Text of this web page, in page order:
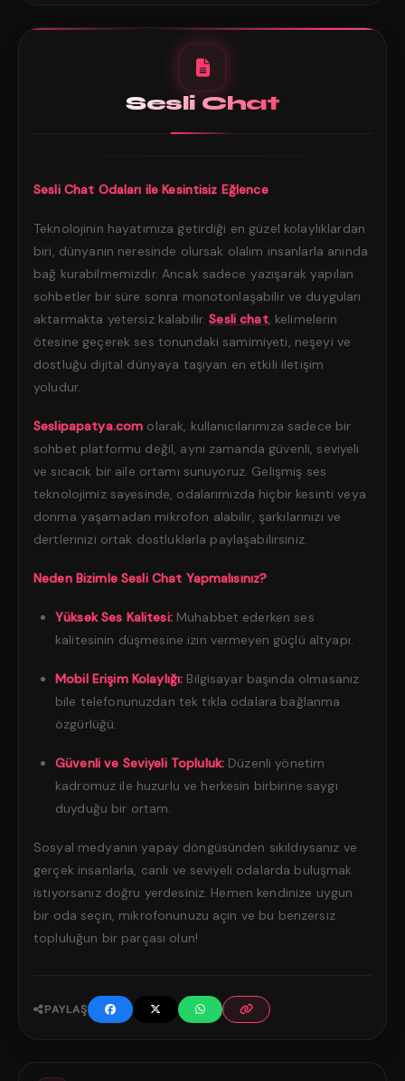
Sesli Chat
Sesli Chat Odaları ile Kesintisiz Eğlence
Teknolojinin hayatımıza getirdiği en güzel kolaylıklardan
biri, dünyanın neresinde olursak olalım insanlarla anında
bağ kurabilmemizdir. Ancak sadece yazışarak yapılan
sohbetler bir süre sonra monotonlaşabilir ve duyguları
aktarmakta yetersiz kalabilir.Sesli chat, kelimelerin
ötesine geçerek ses tonundaki samimiyeti, neşeyi ve
dostluğu dijital dünyaya taşıyan en etkili iletişim
yoludur.
Seslipapatya.com olarak, kullanıcılarımıza sadece bir
sohbet platformu değil, aynı zamanda güvenli, seviyeli
ve sıcacık bir aile ortamı sunuyoruz. Gelişmiş ses
teknolojimiz sayesinde, odalarımızda hiçbir kesinti veya
donma yaşamadan mikrofon alabilir, şarkılarınızı ve
dertlerinizi ortak dostluklarla paylaşabilirsiniz.
Neden Bizimle Sesli Chat Yapmalısınız?
Yüksek Ses Kalitesi:Muhabbet ederken ses
kalitesinin düşmesine izin vermeyen güçlü altyapı.
Mobil Erişim Kolaylığı: Bilgisayar başında olmasanız
bile telefonunuzdan tek tıkla odalara bağlanma
özgürlüğü.
Güvenli ve Seviyeli Topluluk: Düzenli yönetim
kadromuz ile huzurlu ve herkesin birbirine saygı
duyduğu bir ortam.
Sosyal medyanın yapay döngüsünden sıkıldıysanız ve
gerçek insanlarla, canlı ve seviyeli odalarda buluşmak
istiyorsanız doğru yerdesiniz. Hemen kendinize uygun
bir oda seçin, mikrofonunuzu açın ve bu benzersiz
topluluğun bir parçası olun!
PAYLAŞ